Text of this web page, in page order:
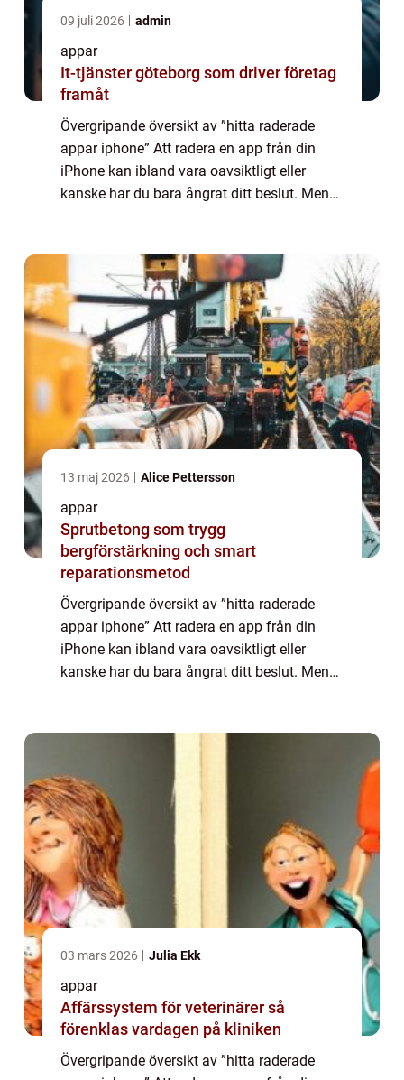
09 juli 2026 admin
appar
It-tjänster göteborg som driver företag
framåt
Övergripande översikt av ”hitta raderade
appar iphone” Att radera en app från din
iPhone kan ibland vara oavsiktligt eller
kanske har du bara ångrat ditt beslut. Men
13 maj 2026 Alice Pettersson
appar
Sprutbetong som trygg
bergförstärkning och smart
reparationsmetod
Övergripande översikt av ”hitta raderade
appar iphone” Att radera en app från din
iPhone kan ibland vara oavsiktligt eller
kanske har du bara ångrat ditt beslut. Men
03 mars 2026 Julia Ekk
appar
Affärssystem för veterinärer så
förenklas vardagen på kliniken
Övergripande översikt av ”hitta raderade